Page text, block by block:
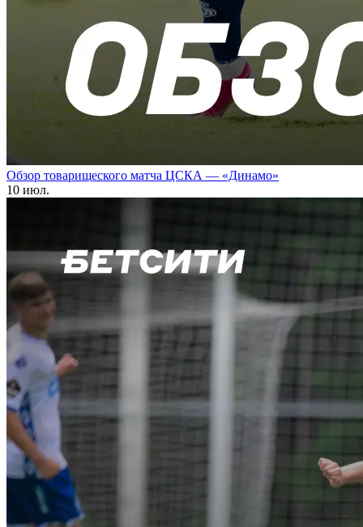
Обзор товарищеского матча ЦСКА — «Динамо»
10 июл.